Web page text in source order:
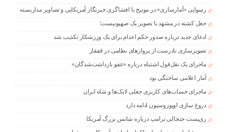
رسوایی «آمارسازی» در مونیخ با افشاگری خبرنگار آمریکایی و تصاویر مداربسته
جعل کشته در مشهد با تصویر یک صهیونیست؛
ادعای جدید درباره صدور حکم اعدام برای یک ورزشکار تکذیب شد
تصویرسازی نادرست از پروازهای نظامی در قفقاز
ماجرای یک نقل‌قول اشتباه درباره «عفو بازداشت‌شدگان»
آمار اعلامی ساختگی بود
ماجرای حساب‌های کاربری جعلی لایک‌ها و شاه ایران
دروغ سازی اوپوزوسیون ادامه دارد
ری‌پست جنجالی ترامپ درباره شانس بزرگ آمریکا